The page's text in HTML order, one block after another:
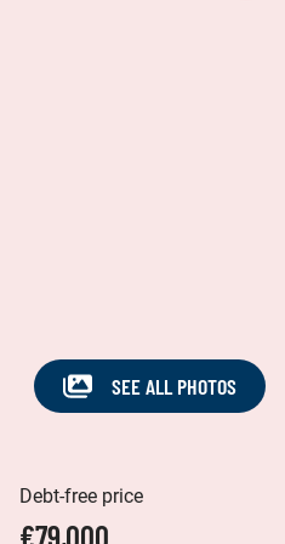
SEE ALL PHOTOS
Debt-free price
€79,000